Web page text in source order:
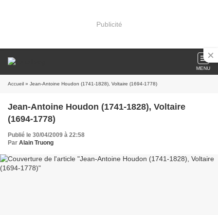
Publicité
MENU
Accueil » Jean-Antoine Houdon (1741-1828), Voltaire (1694-1778)
Jean-Antoine Houdon (1741-1828), Voltaire
(1694-1778)
Publié le 30/04/2009 à 22:58
Par Alain Truong